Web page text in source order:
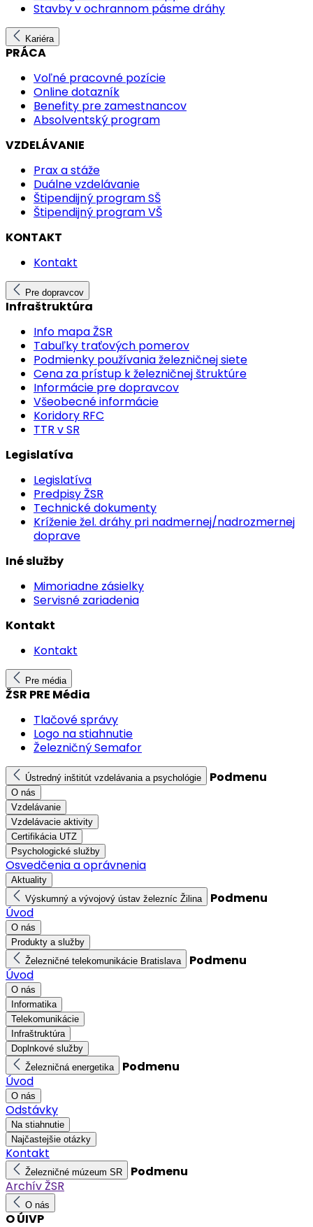
Stavby v ochrannom pásme dráhy
Kariéra
PRÁCA
Voľné pracovné pozície
Online dotazník
Benefity pre zamestnancov
Absolventský program
VZDELÁVANIE
Prax a stáže
Duálne vzdelávanie
Štipendijný program SŠ
Štipendijný program VŠ
KONTAKT
Kontakt
Pre dopravcov
Infraštruktúra
Info mapa ŽSR
Tabuľky traťových pomerov
Podmienky používania železničnej siete
Cena za prístup k železničnej štruktúre
Informácie pre dopravcov
Všeobecné informácie
Koridory RFC
TTR v SR
Legislatíva
Legislatíva
Predpisy ŽSR
Technické dokumenty
Kríženie žel. dráhy pri nadmernej/nadrozmernej
doprave
Iné služby
Mimoriadne zásielky
Servisné zariadenia
Kontakt
Kontakt
Pre média
ŽSR PRE Média
Tlačové správy
Logo na stiahnutie
Železničný Semafor
Ústredný inštitút vzdelávania a psychológie Podmenu
O nás
Vzdelávanie
Vzdelávacie aktivity
Certifikácia UTZ
Psychologické služby
Osvedčenia a oprávnenia
Aktuality
Výskumný a vývojový ústav železníc Žilina
Podmenu
Úvod
O nás
Produkty a služby
Železničné telekomunikácie Bratislava
Podmenu
Úvod
O nás
Informatika
Telekomunikácie
Infraštruktúra
Doplnkové služby
Železničná energetika
Podmenu
Úvod
O nás
Odstávky
Na stiahnutie
Najčastejšie otázky
Kontakt
Železničné múzeum SR
Podmenu
Archív ŽSR
O nás
O ÚIVP